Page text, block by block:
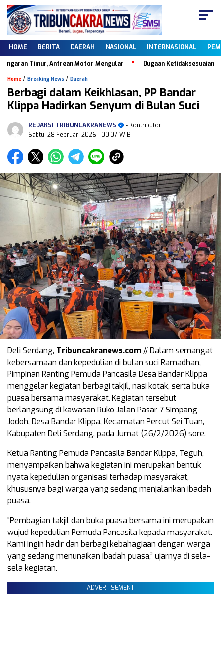
HOME BERITA DAERAH NASIONAL INTERNASIONAL
Timur, Antrean Motor Mengular Dugaan Ketidaksesuaian Data
Home / Breaking News / Daerah
Berbagi dalam Keikhlasan, PP Bandar
Klippa Hadirkan Senyum di Bulan Suci
REDAKSI TRIBUNCAKRANEWS
- Kontributor
Sabtu, 28 Februari 2026 - 00:07 WIB
Deli Serdang, Tribuncakranews.com// Dalam semangat
kebersamaan dan kepedulian di bulan suci Ramadhan,
Pimpinan Ranting Pemuda Pancasila Desa Bandar Klippa
menggelar kegiatan berbagi takjil, nasi kotak, serta buka
puasa bersama masyarakat. Kegiatan tersebut
berlangsung di kawasan Ruko Jalan Pasar 7 Simpang
Jodoh, Desa Bandar Klippa, Kecamatan Percut Sei Tuan,
Kabupaten Deli Serdang, pada Jumat (26/2/2026) sore.
Ketua Ranting Pemuda Pancasila Bandar Klippa, Teguh,
menyampaikan bahwa kegiatan ini merupakan bentuk
nyata kepedulian organisasi terhadap masyarakat,
khususnya bagi warga yang sedang menjalankan ibadah
puasa.
“Pembagian takjil dan buka puasa bersama ini merupakan
wujud kepedulian Pemuda Pancasila kepada masyarakat.
Kami ingin hadir dan berbagi kebahagiaan dengan warga
yang sedang menunaikan ibadah puasa,” ujarnya di sela-
sela kegiatan.
ADVERTISEMENT